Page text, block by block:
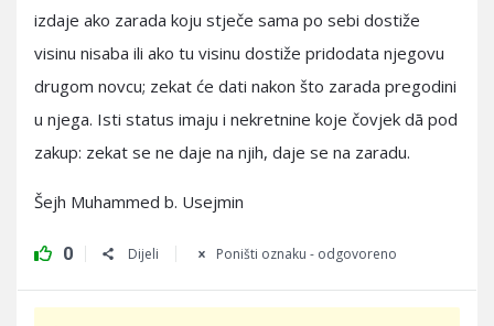
izdaje ako zarada koju stječe sama po sebi dostiže
visinu nisaba ili ako tu visinu dostiže pridodata njegovu
drugom novcu; zekat će dati nakon što zarada pregodini
u njega. Isti status imaju i nekretnine koje čovjek dā pod
zakup: zekat se ne daje na njih, daje se na zaradu.
Šejh Muhammed b. Usejmin
0 Dijeli Poništi oznaku - odgovoreno